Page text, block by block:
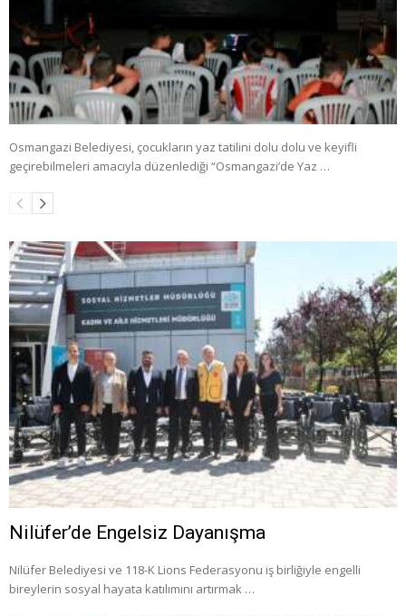
Osmangazi Belediyesi, çocukların yaz tatilini dolu dolu ve keyifli
geçirebilmeleri amacıyla düzenlediği “Osmangazi’de Yaz …
Nilüfer’de Engelsiz Dayanışma
Nilüfer Belediyesi ve 118-K Lions Federasyonu iş birliğiyle engelli
bireylerin sosyal hayata katılımını artırmak …